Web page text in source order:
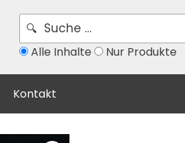
Alle Inhalte Nur Produkte
Kontakt